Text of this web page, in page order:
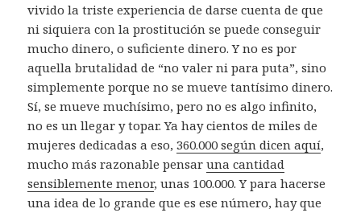
vivido la triste experiencia de darse cuenta de que
ni siquiera con la prostitución se puede conseguir
mucho dinero, o suficiente dinero. Y no es por
aquella brutalidad de “no valer ni para puta”, sino
simplemente porque no se mueve tantísimo dinero.
Sí, se mueve muchísimo, pero no es algo infinito,
no es un llegar y topar. Ya hay cientos de miles de
mujeres dedicadas a eso,360.000 según dicen aquí,
mucho más razonable pensaruna cantidad
sensiblemente menor, unas 100.000. Y para hacerse
una idea de lo grande que es ese número, hay que